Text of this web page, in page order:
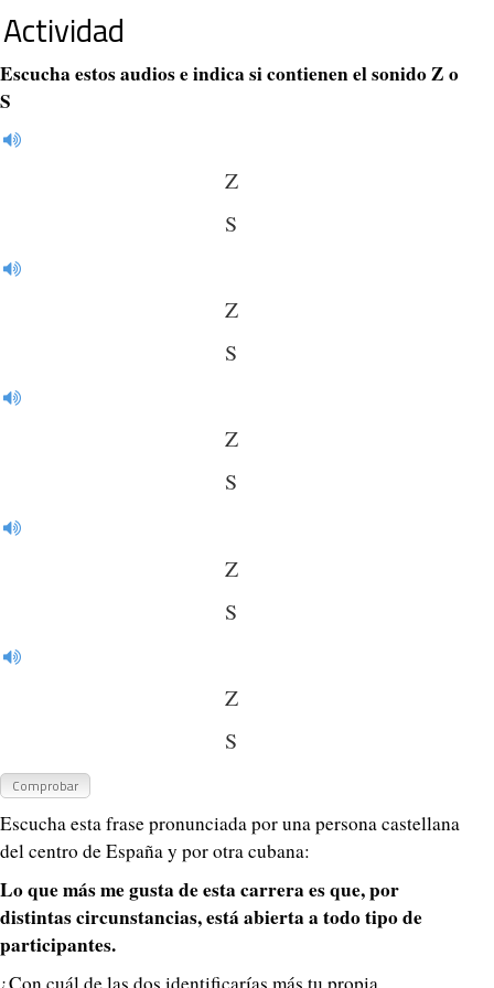
Actividad
Escucha estos audios e indica si contienen el sonido Z o
S
Z
S
Z
S
Z
S
Z
S
Z
S
Comprobar
Escucha esta frase pronunciada por una persona castellana
del centro de España y por otra cubana:
Lo que más me gusta de esta carrera es que, por
distintas circunstancias, está abierta a todo tipo de
participantes.